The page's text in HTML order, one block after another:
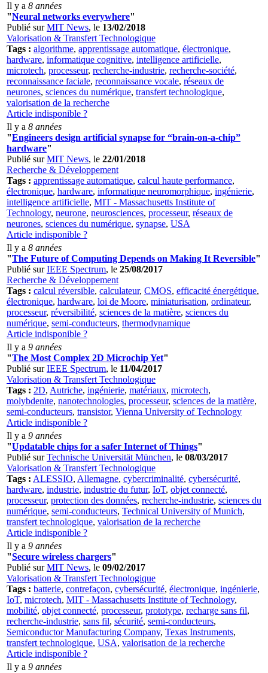
Il y a 8 années
"Neural networks everywhere"
Publié surMIT News, le 13/02/2018
Valorisation & Transfert Technologique
Tags : algorithme, apprentissage automatique, électronique,
hardware, informatique cognitive, intelligence artificielle,
microtech, processeur, recherche-industrie, recherche-société,
reconnaissance faciale, reconnaissance vocale, réseaux de
neurones, sciences du numérique, transfert technologique,
valorisation de la recherche
Article indisponible ?
Il y a 8 années
"Engineers design artificial synapse for “brain-on-a-chip”
hardware"
Publié surMIT News, le 22/01/2018
Recherche & Développement
Tags : apprentissage automatique, calcul haute performance,
électronique, hardware, informatique neuromorphique, ingénierie,
intelligence artificielle, MIT - Massachusetts Institute of
Technology, neurone, neurosciences, processeur, réseaux de
neurones, sciences du numérique, synapse, USA
Article indisponible ?
Il y a 8 années
"The Future of Computing Depends on Making It Reversible"
Publié surIEEE Spectrum, le 25/08/2017
Recherche & Développement
Tags : calcul réversible, calculateur, CMOS, efficacité énergétique,
électronique, hardware, loi de Moore, miniaturisation, ordinateur,
processeur, réversibilité, sciences de la matière, sciences du
numérique, semi-conducteurs, thermodynamique
Article indisponible ?
Il y a 9 années
"The Most Complex 2D Microchip Yet"
Publié surIEEE Spectrum, le 11/04/2017
Valorisation & Transfert Technologique
Tags : 2D, Autriche, ingénierie, matériaux, microtech,
molybdenite, nanotechnologies, processeur, sciences de la matière,
semi-conducteurs, transistor, Vienna University of Technology
Article indisponible ?
Il y a 9 années
"Updatable chips for a safer Internet of Things"
Publié surTechnische Universität München, le 08/03/2017
Valorisation & Transfert Technologique
Tags : ALESSIO, Allemagne, cybercriminalité, cybersécurité,
hardware, industrie, industrie du futur, IoT, objet connecté,
processeur, protection des données, recherche-industrie, sciences du
numérique, semi-conducteurs, Technical University of Munich,
transfert technologique, valorisation de la recherche
Article indisponible ?
Il y a 9 années
"Secure wireless chargers"
Publié surMIT News, le 09/02/2017
Valorisation & Transfert Technologique
Tags : batterie, contrefaçon, cybersécurité, électronique, ingénierie,
IoT, microtech, MIT - Massachusetts Institute of Technology,
mobilité, objet connecté, processeur, prototype, recharge sans fil,
recherche-industrie, sans fil, sécurité, semi-conducteurs,
Semiconductor Manufacturing Company, Texas Instruments,
transfert technologique, USA, valorisation de la recherche
Article indisponible ?
Il y a 9 années